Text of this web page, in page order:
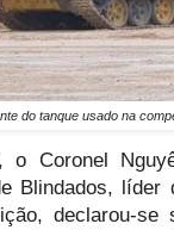
do tanque usado na
o Coronel
Blindados,
declarou-